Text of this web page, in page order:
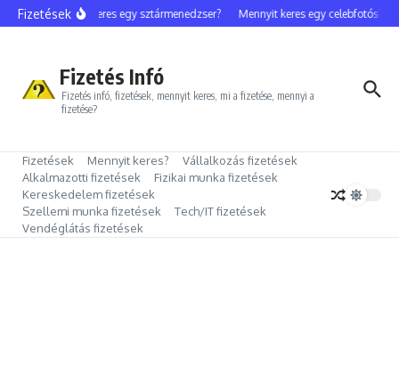
Ugrás a tartalomhoz
Fizetések
Mennyit keres egy sztármenedzser? Mennyit keres egy celebfotós?
Fizetés Infó
Fizetés infó, fizetések, mennyit keres, mi a fizetése, mennyi a
fizetése?
Fizetések Mennyit keres?
Vállalkozás fizetések
Alkalmazotti fizetések
Fizikai munka fizetések
Kereskedelem fizetések
Szellemi munka fizetések
Tech/IT fizetések
Vendéglátás fizetések